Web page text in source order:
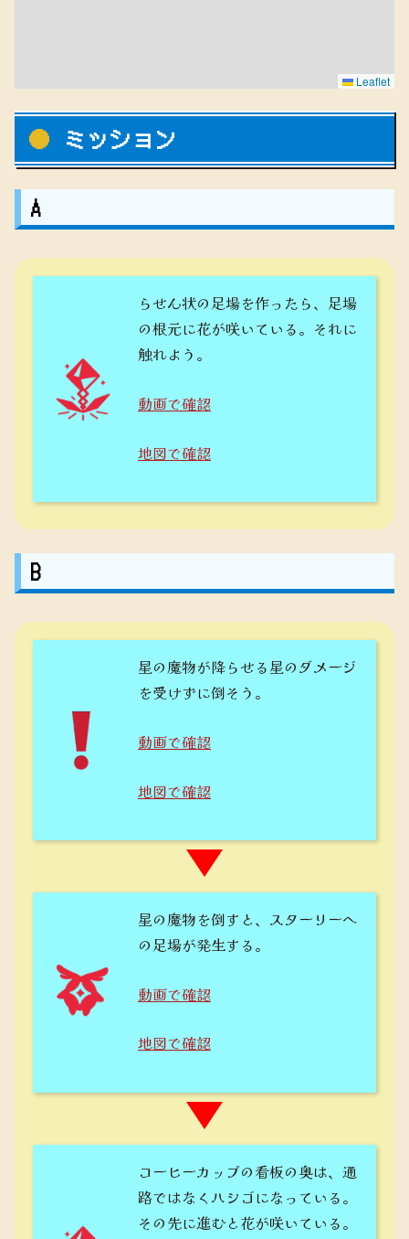
Leaflet
ミッション
A
らせん状の足場を作ったら、足場
の根元に花が咲いている。それに
触れよう。
動画で確認
地図で確認
B
星の魔物が降らせる星のダメージ
を受けずに倒そう。
動画で確認
地図で確認
星の魔物を倒すと、スターリーへ
の足場が発生する。
動画で確認
地図で確認
コーヒーカップの看板の奥は、通
路ではなくハシゴになっている。
その先に進むと花が咲いている。